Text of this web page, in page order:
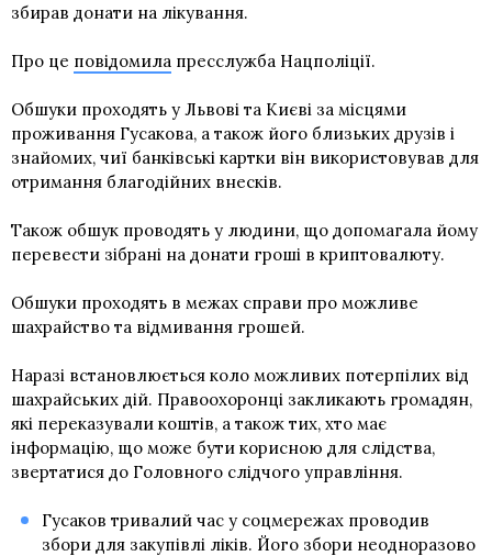
збирав донати на лікування.
Про це повідомила пресслужба Нацполіції.
Обшуки проходять у Львові та Києві за місцями
проживання Гусакова, а також його близьких друзів і
знайомих, чиї банківські картки він використовував для
отримання благодійних внесків.
Також обшук проводять у людини, що допомагала йому
перевести зібрані на донати гроші в криптовалюту.
Обшуки проходять в межах справи про можливе
шахрайство та відмивання грошей.
Наразі встановлюється коло можливих потерпілих від
шахрайських дій. Правоохоронці закликають громадян,
які переказували коштів, а також тих, хто має
інформацію, що може бути корисною для слідства,
звертатися до Головного слідчого управління.
Гусаков тривалий час у соцмережах проводив
збори для закупівлі ліків. Його збори неодноразово